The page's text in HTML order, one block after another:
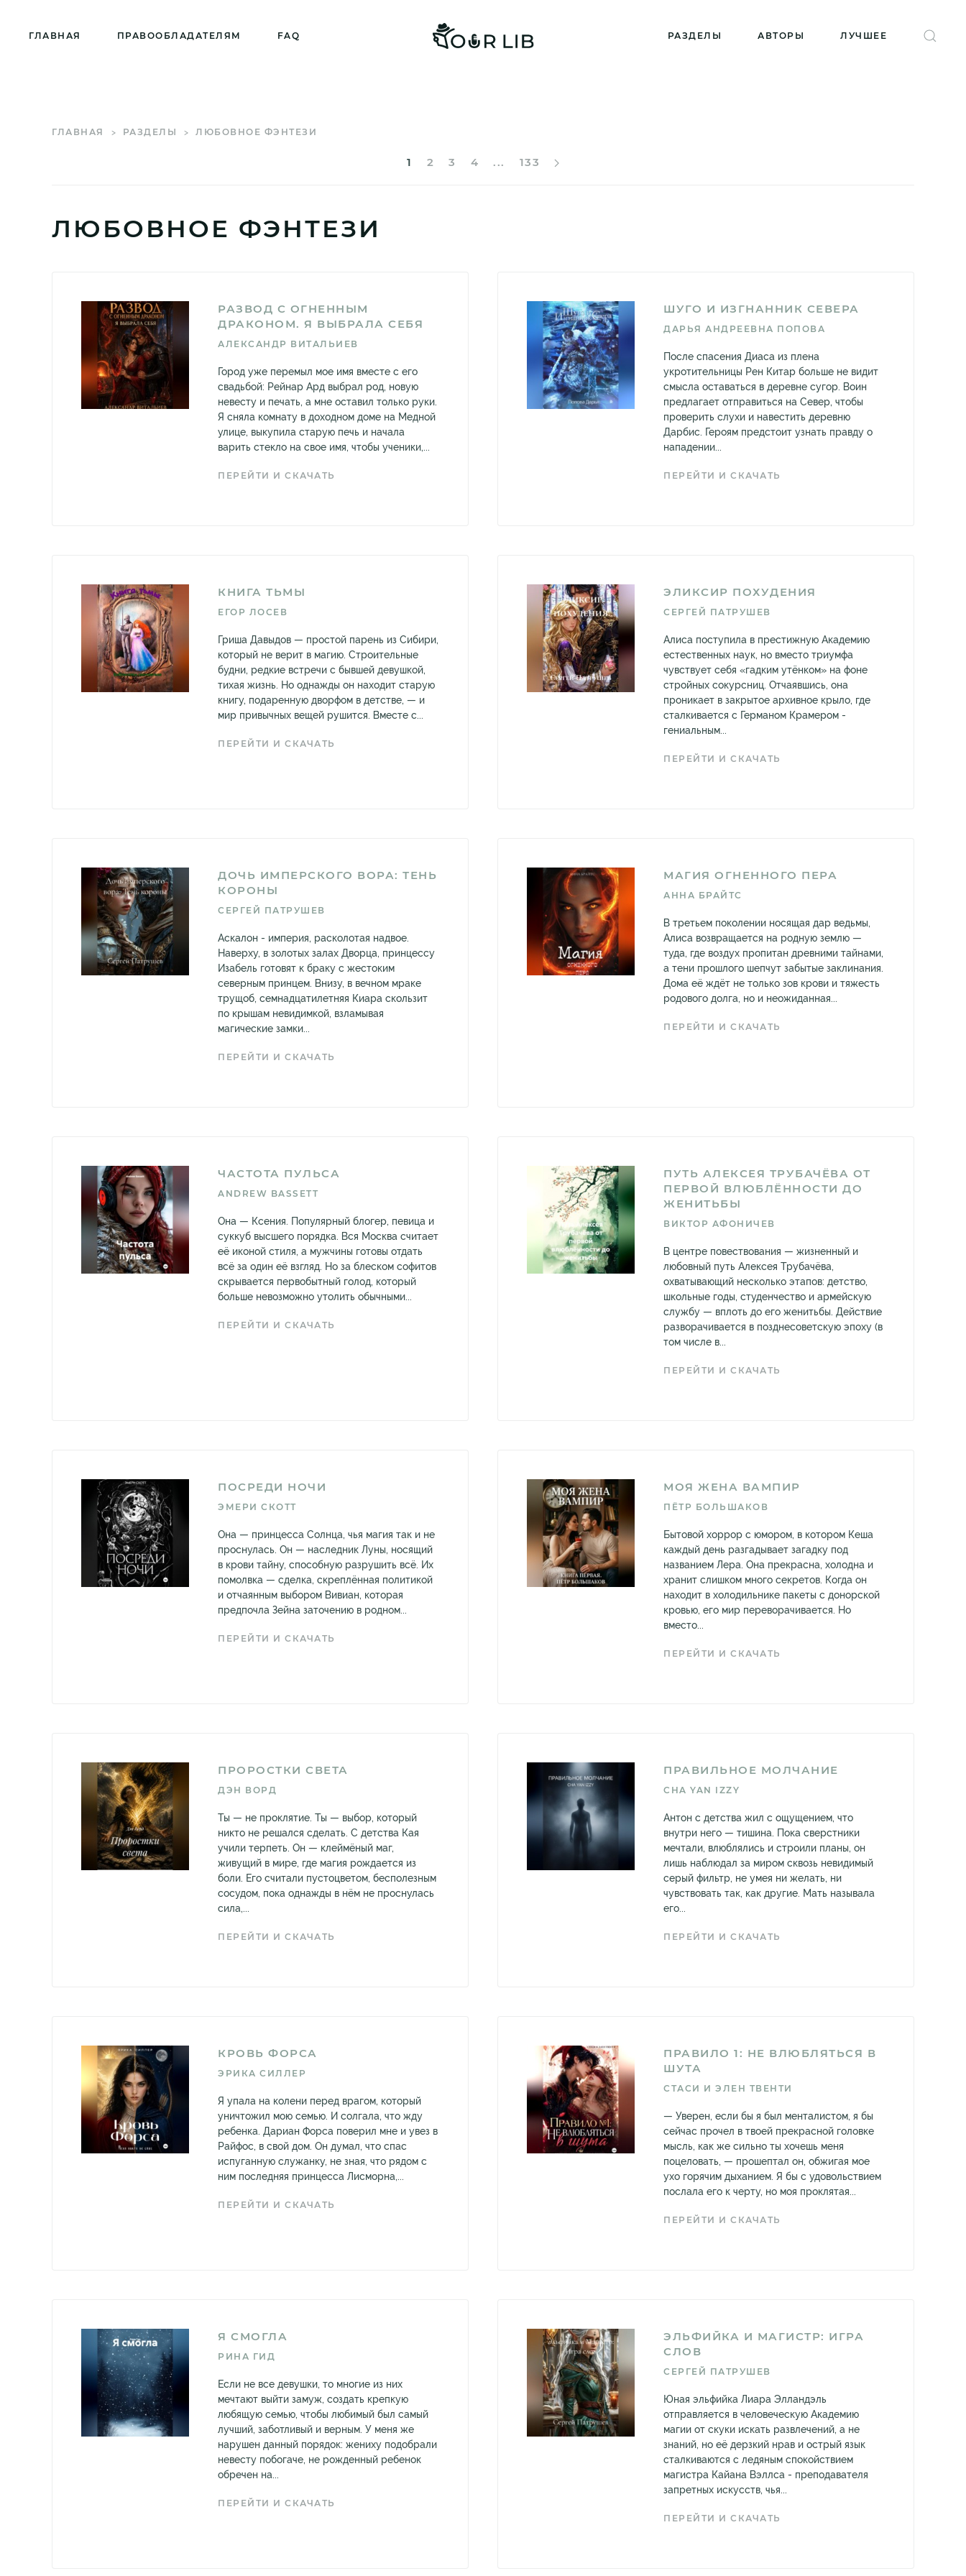
ГЛАВНАЯ ПРАВООБЛАДАТЕЛЯМ FAQ РАЗДЕЛЫ АВТОРЫ ЛУЧШЕЕ
ГЛАВНАЯ РАЗДЕЛЫ ЛЮБОВНОЕ ФЭНТЕЗИ
1 2 3 4 ... 133
ЛЮБОВНОЕ ФЭНТЕЗИ
РАЗВОД С ОГНЕННЫМ
ДРАКОНОМ. Я ВЫБРАЛА СЕБЯ
АЛЕКСАНДР ВИТАЛЬИЕВ
Город уже перемыл мое имя вместе с его
свадьбой: Рейнар Ард выбрал род, новую
невесту и печать, а мне оставил только руки.
Я сняла комнату в доходном доме на Медной
улице, выкупила старую печь и начала
варить стекло на свое имя, чтобы ученики,...
ПЕРЕЙТИ И СКАЧАТЬ
ШУГО И ИЗГНАННИК СЕВЕРА
ДАРЬЯ АНДРЕЕВНА ПОПОВА
После спасения Диаса из плена
укротительницы Рен Китар больше не видит
смысла оставаться в деревне сугор. Воин
предлагает отправиться на Север, чтобы
проверить слухи и навестить деревню
Дарбис. Героям предстоит узнать правду о
нападении...
ПЕРЕЙТИ И СКАЧАТЬ
КНИГА ТЬМЫ
ЕГОР ЛОСЕВ
Гриша Давыдов — простой парень из Сибири,
который не верит в магию. Строительные
будни, редкие встречи с бывшей девушкой,
тихая жизнь. Но однажды он находит старую
книгу, подаренную дворфом в детстве, — и
мир привычных вещей рушится. Вместе с...
ПЕРЕЙТИ И СКАЧАТЬ
ЭЛИКСИР ПОХУДЕНИЯ
СЕРГЕЙ ПАТРУШЕВ
Алиса поступила в престижную Академию
естественных наук, но вместо триумфа
чувствует себя «гадким утёнком» на фоне
стройных сокурсниц. Отчаявшись, она
проникает в закрытое архивное крыло, где
сталкивается с Германом Крамером -
гениальным...
ПЕРЕЙТИ И СКАЧАТЬ
ДОЧЬ ИМПЕРСКОГО ВОРА: ТЕНЬ
КОРОНЫ
СЕРГЕЙ ПАТРУШЕВ
Аскалон - империя, расколотая надвое.
Наверху, в золотых залах Дворца, принцессу
Изабель готовят к браку с жестоким
северным принцем. Внизу, в вечном мраке
трущоб, семнадцатилетняя Киара скользит
по крышам невидимкой, взламывая
магические замки...
ПЕРЕЙТИ И СКАЧАТЬ
МАГИЯ ОГНЕННОГО ПЕРА
АННА БРАЙТС
В третьем поколении носящая дар ведьмы,
Алиса возвращается на родную землю —
туда, где воздух пропитан древними тайнами,
а тени прошлого шепчут забытые заклинания.
Дома её ждёт не только зов крови и тяжесть
родового долга, но и неожиданная...
ПЕРЕЙТИ И СКАЧАТЬ
ЧАСТОТА ПУЛЬСА
ANDREW BASSETT
Она — Ксения. Популярный блогер, певица и
суккуб высшего порядка. Вся Москва считает
её иконой стиля, а мужчины готовы отдать
всё за один её взгляд. Но за блеском софитов
скрывается первобытный голод, который
больше невозможно утолить обычными...
ПЕРЕЙТИ И СКАЧАТЬ
ПУТЬ АЛЕКСЕЯ ТРУБАЧЁВА ОТ
ПЕРВОЙ ВЛЮБЛЁННОСТИ ДО
ЖЕНИТЬБЫ
ВИКТОР АФОНИЧЕВ
В центре повествования — жизненный и
любовный путь Алексея Трубачёва,
охватывающий несколько этапов: детство,
школьные годы, студенчество и армейскую
службу — вплоть до его женитьбы. Действие
разворачивается в позднесоветскую эпоху (в
том числе в...
ПЕРЕЙТИ И СКАЧАТЬ
ПОСРЕДИ НОЧИ
ЭМЕРИ СКОТТ
Она — принцесса Солнца, чья магия так и не
проснулась. Он — наследник Луны, носящий
в крови тайну, способную разрушить всё. Их
помолвка — сделка, скреплённая политикой
и отчаянным выбором Вивиан, которая
предпочла Зейна заточению в родном...
ПЕРЕЙТИ И СКАЧАТЬ
МОЯ ЖЕНА ВАМПИР
ПЁТР БОЛЬШАКОВ
Бытовой хоррор с юмором, в котором Кеша
каждый день разгадывает загадку под
названием Лера. Она прекрасна, холодна и
хранит слишком много секретов. Когда он
находит в холодильнике пакеты с донорской
кровью, его мир переворачивается. Но
вместо...
ПЕРЕЙТИ И СКАЧАТЬ
ПРОРОСТКИ СВЕТА
ДЭН ВОРД
Ты — не проклятие. Ты — выбор, который
никто не решался сделать. С детства Кая
учили терпеть. Он — клеймёный маг,
живущий в мире, где магия рождается из
боли. Его считали пустоцветом, бесполезным
сосудом, пока однажды в нём не проснулась
сила,...
ПЕРЕЙТИ И СКАЧАТЬ
ПРАВИЛЬНОЕ МОЛЧАНИЕ
CHA YAN IZZY
Антон с детства жил с ощущением, что
внутри него — тишина. Пока сверстники
мечтали, влюблялись и строили планы, он
лишь наблюдал за миром сквозь невидимый
серый фильтр, не умея ни желать, ни
чувствовать так, как другие. Мать называла
его...
ПЕРЕЙТИ И СКАЧАТЬ
КРОВЬ ФОРСА
ЭРИКА СИЛЛЕР
Я упала на колени перед врагом, который
уничтожил мою семью. И солгала, что жду
ребенка. Дариан Форса поверил мне и увез в
Райфос, в свой дом. Он думал, что спас
испуганную служанку, не зная, что рядом с
ним последняя принцесса Лисморна,...
ПЕРЕЙТИ И СКАЧАТЬ
ПРАВИЛО 1: НЕ ВЛЮБЛЯТЬСЯ В
ШУТА
СТАСИ И ЭЛЕН ТВЕНТИ
— Уверен, если бы я был менталистом, я бы
сейчас прочел в твоей прекрасной головке
мысль, как же сильно ты хочешь меня
поцеловать, — прошептал он, обжигая мое
ухо горячим дыханием. Я бы с удовольствием
послала его к черту, но моя проклятая...
ПЕРЕЙТИ И СКАЧАТЬ
Я СМОГЛА
РИНА ГИД
Если не все девушки, то многие из них
мечтают выйти замуж, создать крепкую
любящую семью, чтобы любимый был самый
лучший, заботливый и верным. У меня же
нарушен данный порядок: жениху подобрали
невесту побогаче, не рожденный ребенок
обречен на...
ПЕРЕЙТИ И СКАЧАТЬ
ЭЛЬФИЙКА И МАГИСТР: ИГРА
СЛОВ
СЕРГЕЙ ПАТРУШЕВ
Юная эльфийка Лиара Элландэль
отправляется в человеческую Академию
магии от скуки искать развлечений, а не
знаний, но её дерзкий нрав и острый язык
сталкиваются с ледяным спокойствием
магистра Кайана Вэллса - преподавателя
запретных искусств, чья...
ПЕРЕЙТИ И СКАЧАТЬ